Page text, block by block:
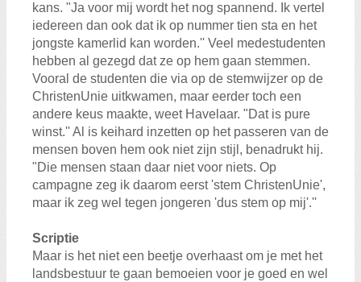
kans. "Ja voor mij wordt het nog spannend. Ik vertel
iedereen dan ook dat ik op nummer tien sta en het
jongste kamerlid kan worden.'' Veel medestudenten
hebben al gezegd dat ze op hem gaan stemmen.
Vooral de studenten die via op de stemwijzer op de
ChristenUnie uitkwamen, maar eerder toch een
andere keus maakte, weet Havelaar. "Dat is pure
winst.'' Al is keihard inzetten op het passeren van de
mensen boven hem ook niet zijn stijl, benadrukt hij.
"Die mensen staan daar niet voor niets. Op
campagne zeg ik daarom eerst 'stem ChristenUnie',
maar ik zeg wel tegen jongeren 'dus stem op mij'.''
Scriptie
Maar is het niet een beetje overhaast om je met het
landsbestuur te gaan bemoeien voor je goed en wel